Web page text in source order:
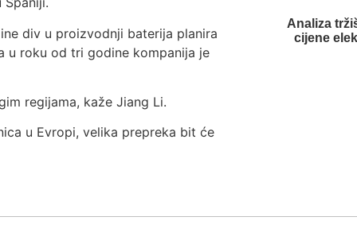
div u proizvodnji baterija planira
u roku od tri godine kompanija je
regijama, kaže Jiang Li.
u Evropi, velika prepreka bit će
Analiza
cijene